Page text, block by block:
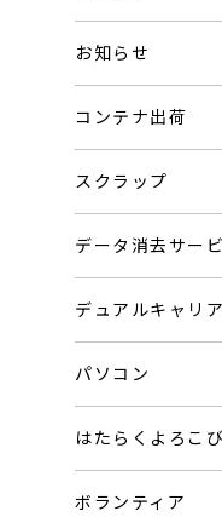
お知らせ
コンテナ出荷
スクラップ
データ消去サー
デュアルキャリ
パソコン
はたらくよろこ
ボランティア